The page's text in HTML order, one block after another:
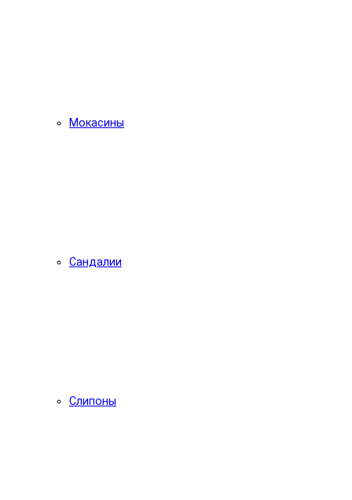
Мокасины
Сандалии
Слипоны